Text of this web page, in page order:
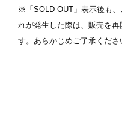
※「SOLD OUT」表示後も
れが発生した際は、販売を
す。あらかじめご了承くださ